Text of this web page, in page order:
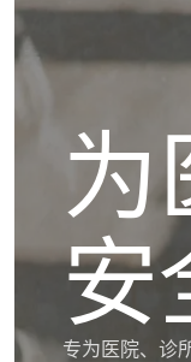
为
安
专为医院、诊